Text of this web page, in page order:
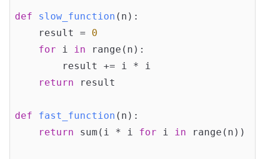
def slow_function (n) :
    result =
0
for i in range(n):
        result += i * i
return result
def fast_function (n) :
return sum(i * i for i in range(n))